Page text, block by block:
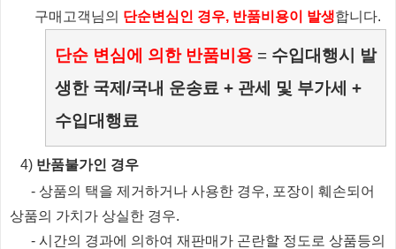
​ 구매고객님의 단순변심인 경우, 반품비용이 발생합니다.
단순 변심에 의한 반품비용 = 수입대행시 발
생한 국제/국내 운송료 + 관세 및 부가세 +
수입대행료
​4) 반품불가인 경우
- 상품의 택을 제거하거나 사용한 경우, 포장이 훼손되어
상품의 가치가 상실한 경우.
- 시간의 경과에 의하여 재판매가 곤란할 정도로 상품등의